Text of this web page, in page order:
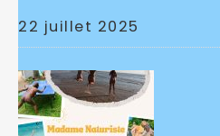
22 juillet 2025